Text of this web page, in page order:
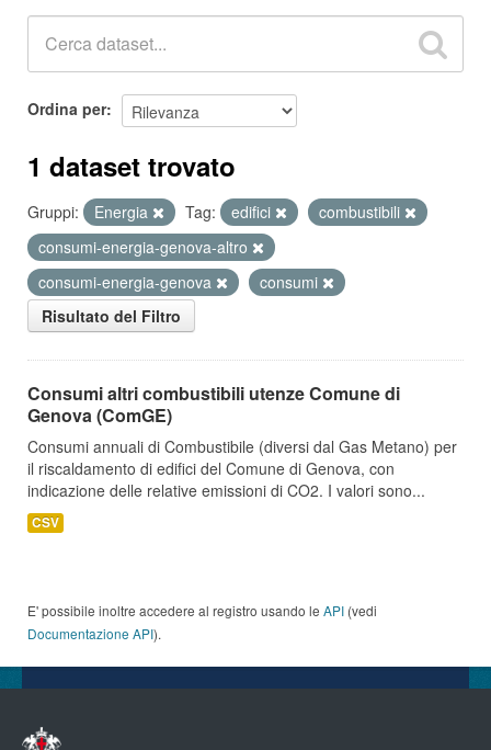
Ordina per
1 dataset trovato
Gruppi: Energia Tag: edifici
combustibili
consumi-energia-genova-altro
consumi-energia-genova
consumi
Risultato del Filtro
Consumi altri combustibili utenze Comune di
Genova (ComGE)
Consumi annuali di Combustibile (diversi dal Gas Metano) per
il riscaldamento di edifici del Comune di Genova, con
indicazione delle relative emissioni di CO2. I valori sono...
CSV
E' possibile inoltre accedere al registro usando le API (vedi
Documentazione API).